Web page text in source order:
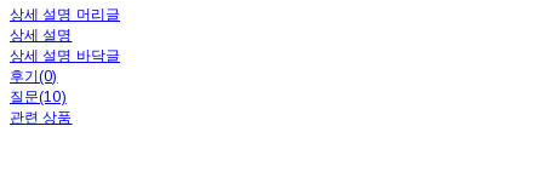
상세 설명 머리글
상세 설명
상세 설명 바닥글
후기(0)
질문(10)
관련 상품